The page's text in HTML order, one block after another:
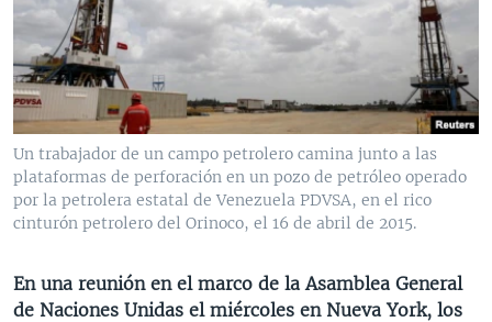
VENEZUELA
BRASIL
NICARAGUA
ECONOMÍA
ENTRETENIMIENTO Y CULTURA
TECNOLOGÍA
DEPORTES
CIENCIA Y SALUD
MULTIMEDIA
VIDEOS
FOTOGRAFÍA
AUDIOS
PROGRAMAS TV
EL MUNDO AL DÍA
FORO INTERAMERICANO
VISIÓN 360
LAS CLAVES
RADIO
AVANCE INFORMATIVO
AUDIONOTICIAS
BUENOS DÍAS AMÉRICA
EL MUNDO AL DÍA [RADIO]
DIRECT
DOCUMENTALES DE LA VOA
Learning English
SÍGANOS
Un trabajador de un campo petrolero camina junto a las
plataformas de perforación en un pozo de petróleo operado
por la petrolera estatal de Venezuela PDVSA, en el rico
cinturón petrolero del Orinoco, el 16 de abril de 2015.
En una reunión en el marco de la Asamblea General
de Naciones Unidas el miércoles en Nueva York, los